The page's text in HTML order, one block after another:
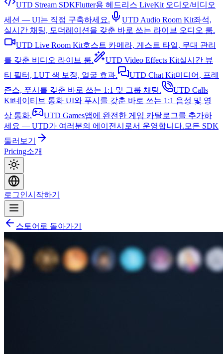
UTD Stream SDKFlutter용 헤드리스 LiveKit 오디오/비디오
세션 — UI는 직접 구축하세요.
UTD Audio Room Kit좌석,
실시간 채팅, 모더레이션을 갖춘 바로 쓰는 라이브 오디오 룸.
UTD Live Room Kit호스트 카메라, 게스트 타일, 무대 관리
를 갖춘 비디오 라이브 룸.
UTD Video Effects Kit실시간 뷰
티 필터, LUT 색 보정, 얼굴 효과.
UTD Chat Kit미디어, 프레
즌스, 푸시를 갖춘 바로 쓰는 1:1 및 그룹 채팅.
UTD Calls
Kit네이티브 통화 UI와 푸시를 갖춘 바로 쓰는 1:1 음성 및 영
상 통화.
UTD Games앱에 완전한 게임 카탈로그를 추가하
세요 — UTD가 여러분의 에이전시로서 운영합니다. 모든 SDK
둘러보기
Pricing소개
로그인시작하기
스토어로 돌아가기